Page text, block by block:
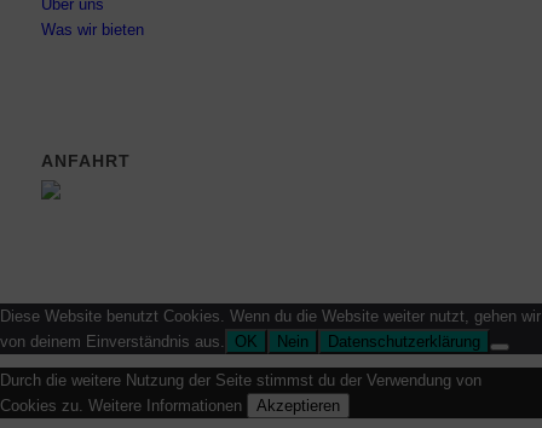
Über uns
Was wir bieten
ANFAHRT
Diese Website benutzt Cookies. Wenn du die Website weiter nutzt, gehen wir
von deinem Einverständnis aus.
OK Nein Datenschutzerklärung
Durch die weitere Nutzung der Seite stimmst du der Verwendung von
Cookies zu. Weitere Informationen Akzeptieren